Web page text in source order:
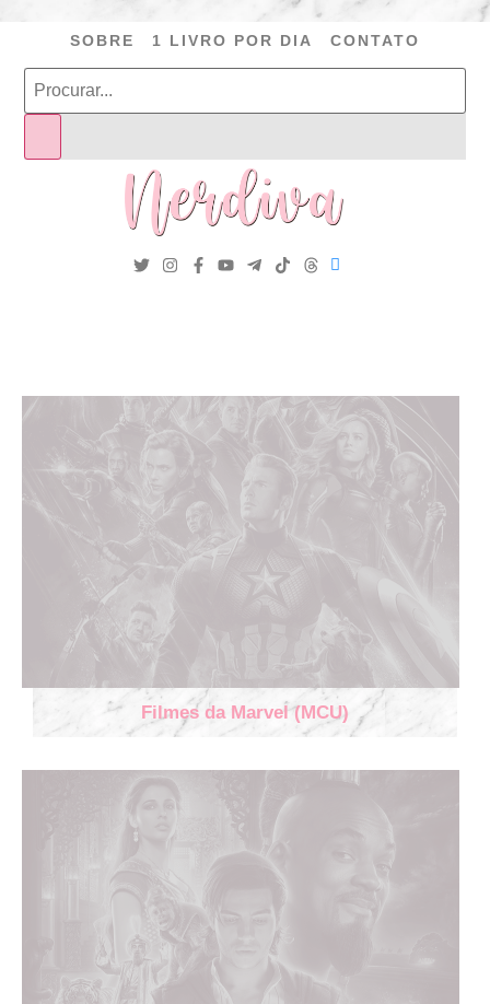
SOBRE 1 LIVRO POR DIA CONTATO
Filmes da Marvel (MCU)